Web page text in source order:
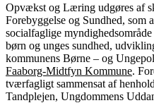
Opvækst og Læring udgøres af
Forebyggelse og Sundhed, som
socialfaglige
børn og unges sundhed,
kommunens Børne – og
Faaborg-Midtfyn Kommune.
tværfagligt sammensat af
Tandplejen, Ungdommens